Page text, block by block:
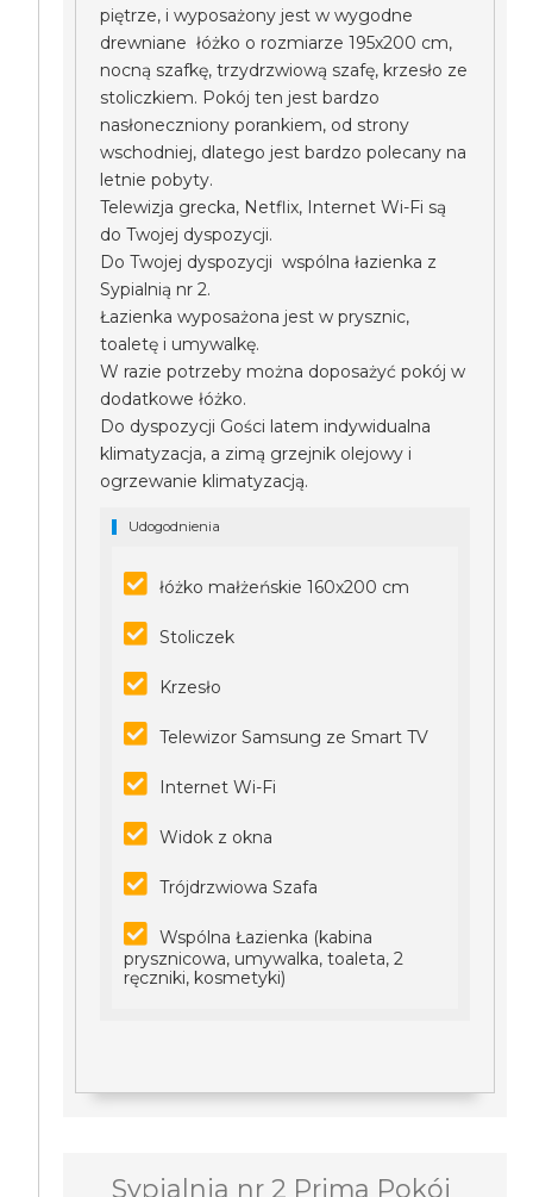
piętrze, i wyposażony jest w wygodne
drewniane łóżko o rozmiarze 195x200 cm,
nocną szafkę, trzydrzwiową szafę, krzesło ze
stoliczkiem. Pokój ten jest bardzo
nasłoneczniony porankiem, od strony
wschodniej, dlatego jest bardzo polecany na
letnie pobyty.
Telewizja grecka, Netflix, Internet Wi-Fi są
do Twojej dyspozycji.
Do Twojej dyspozycji wspólna łazienka z
Sypialnią nr 2.
Łazienka wyposażona jest w prysznic,
toaletę i umywalkę.
W razie potrzeby można doposażyć pokój w
dodatkowe łóżko.
Do dyspozycji Gości latem indywidualna
klimatyzacja, a zimą grzejnik olejowy i
ogrzewanie klimatyzacją.
Udogodnienia
łóżko małżeńskie 160x200 cm
Stoliczek
Krzesło
Telewizor Samsung ze Smart TV
Internet Wi-Fi
Widok z okna
Trójdrzwiowa Szafa
Wspólna Łazienka (kabina
prysznicowa, umywalka, toaleta, 2
ręczniki, kosmetyki)
Sypialnia nr 2 Prima Pokój